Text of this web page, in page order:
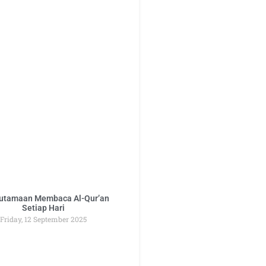
Membaca Al-Qur’an
Setiap Hari
Friday, 12 September 2025